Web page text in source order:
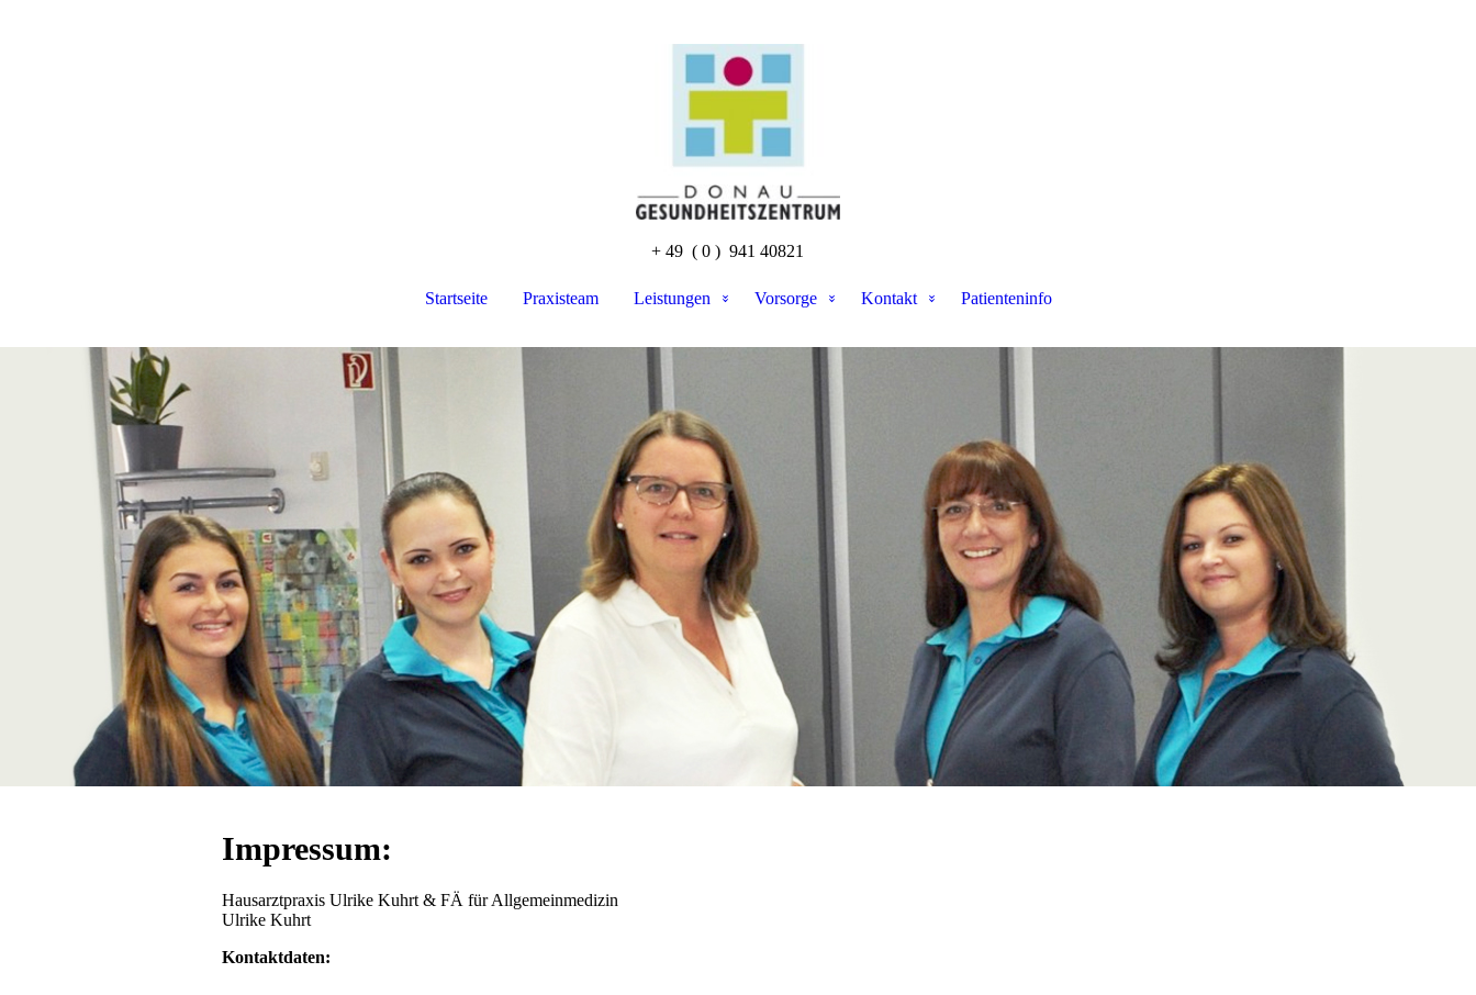
+ 49 ( 0 ) 941 40821
Startseite Praxisteam Leistungen Vorsorge Kontakt Patienteninfo
Impressum:
Hausarztpraxis Ulrike Kuhrt & FÄ für Allgemeinmedizin
Ulrike Kuhrt
Kontaktdaten: